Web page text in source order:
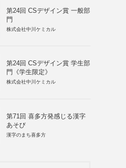
第24回 CSデザイン賞 一般部
門
株式会社中川ケミカル
第24回 CSデザイン賞 学生部
門《学生限定》
株式会社中川ケミカル
第71回 喜多方発感じる漢字
あそび
漢字のまち喜多方